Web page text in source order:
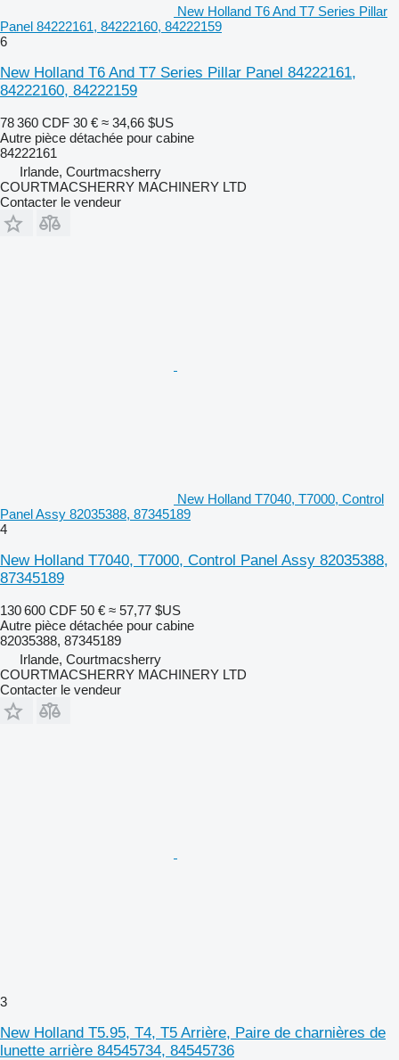
New Holland T6 And T7 Series Pillar
Panel 84222161, 84222160, 84222159
6
New Holland T6 And T7 Series Pillar Panel 84222161,
84222160, 84222159
78 360 CDF 30 € ≈ 34,66 $US
Autre pièce détachée pour cabine
84222161
Irlande, Courtmacsherry
COURTMACSHERRY MACHINERY LTD
Contacter le vendeur
New Holland T7040, T7000, Control
Panel Assy 82035388, 87345189
4
New Holland T7040, T7000, Control Panel Assy 82035388,
87345189
130 600 CDF 50 € ≈ 57,77 $US
Autre pièce détachée pour cabine
82035388, 87345189
Irlande, Courtmacsherry
COURTMACSHERRY MACHINERY LTD
Contacter le vendeur
3
New Holland T5.95, T4, T5 Arrière, Paire de charnières de
lunette arrière 84545734, 84545736